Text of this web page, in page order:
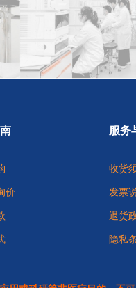
价
服务
收货
发票
退货
隐私